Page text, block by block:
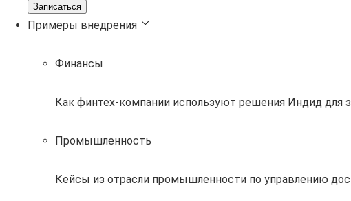
Записаться
Примеры внедрения
Финансы
Как финтех-компании используют решения Индид для
Промышленность
Кейсы из отрасли промышленности по управлению